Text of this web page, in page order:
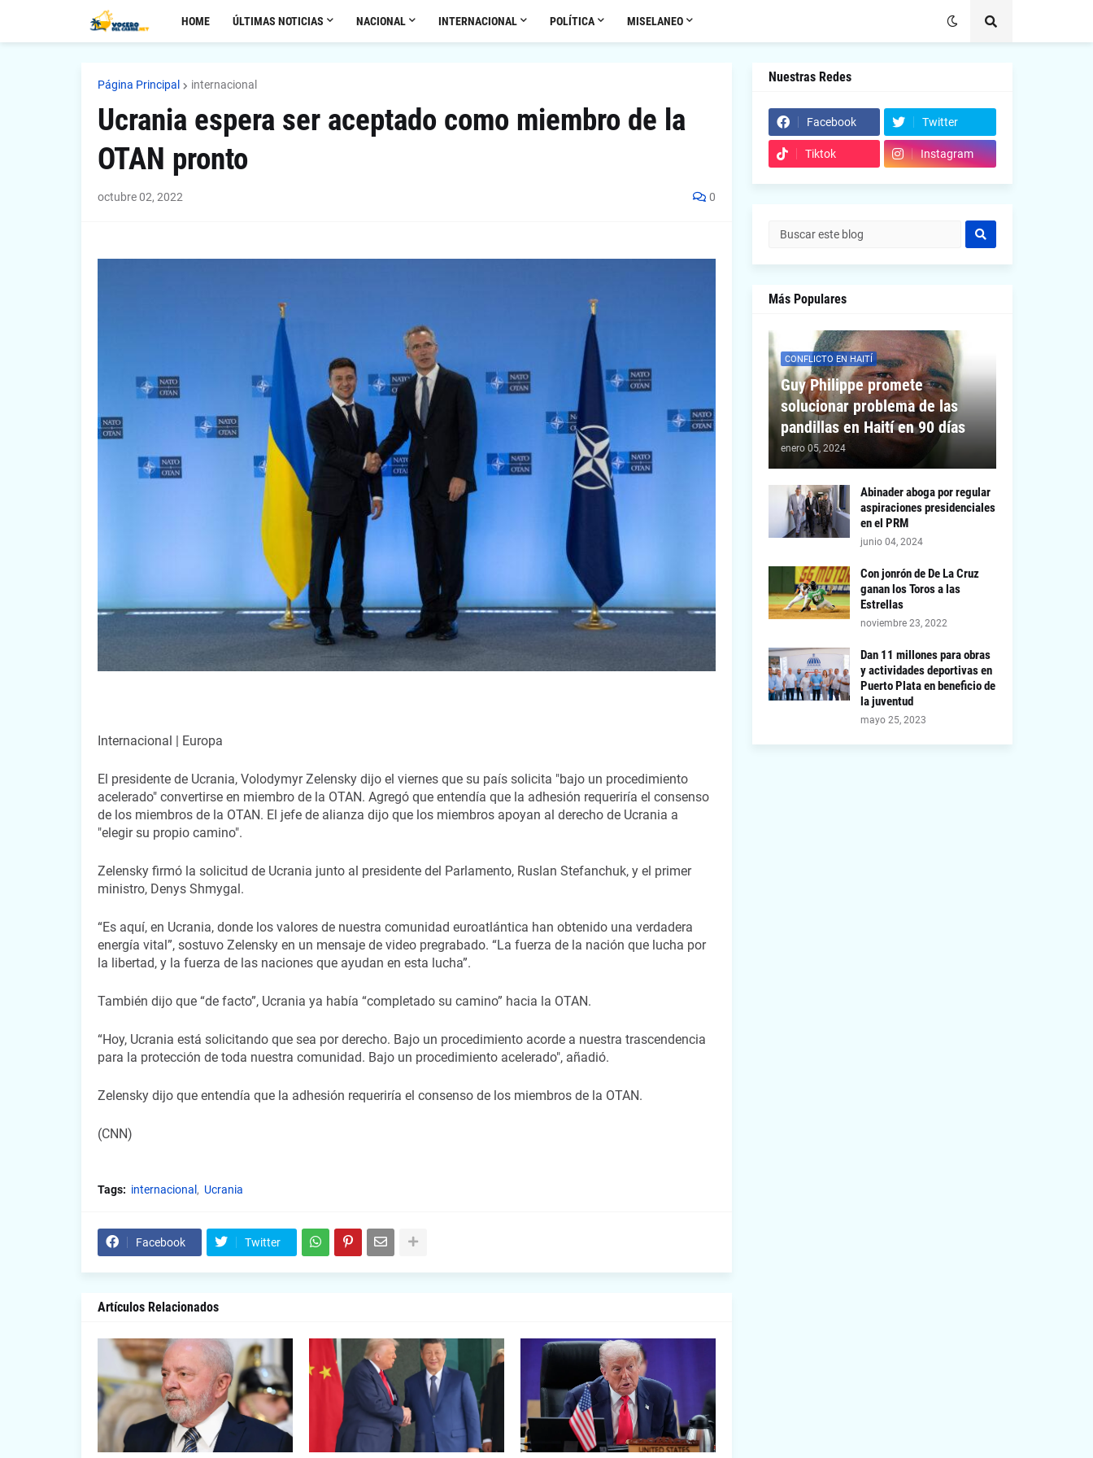
HOME ÚLTIMAS NOTICIAS NACIONAL INTERNACIONAL POLÍTICA MISELANEO
Página Principal internacional
Ucrania espera ser aceptado como miembro de la
OTAN pronto
octubre 02, 2022 0
Internacional | Europa
El presidente de Ucrania, Volodymyr Zelensky dijo el viernes que su país solicita "bajo un procedimiento
acelerado" convertirse en miembro de la OTAN. Agregó que entendía que la adhesión requeriría el consenso
de los miembros de la OTAN. El jefe de alianza dijo que los miembros apoyan al derecho de Ucrania a
"elegir su propio camino".
Zelensky firmó la solicitud de Ucrania junto al presidente del Parlamento, Ruslan Stefanchuk, y el primer
ministro, Denys Shmygal.
“Es aquí, en Ucrania, donde los valores de nuestra comunidad euroatlántica han obtenido una verdadera
energía vital”, sostuvo Zelensky en un mensaje de video pregrabado. “La fuerza de la nación que lucha por
la libertad, y la fuerza de las naciones que ayudan en esta lucha”.
También dijo que “de facto”, Ucrania ya había “completado su camino” hacia la OTAN.
“Hoy, Ucrania está solicitando que sea por derecho. Bajo un procedimiento acorde a nuestra trascendencia
para la protección de toda nuestra comunidad. Bajo un procedimiento acelerado", añadió.
Zelensky dijo que entendía que la adhesión requeriría el consenso de los miembros de la OTAN.
(CNN)
Tags: internacional Ucrania
Facebook Twitter
Artículos Relacionados
Nuestras Redes
Facebook Twitter
Tiktok Instagram
Más Populares
CONFLICTO EN HAITÍ
Guy Philippe promete
solucionar problema de las
pandillas en Haití en 90 días
enero 05, 2024
Abinader aboga por regular
aspiraciones presidenciales
en el PRM
junio 04, 2024
Con jonrón de De La Cruz
ganan los Toros a las
Estrellas
noviembre 23, 2022
Dan 11 millones para obras
y actividades deportivas en
Puerto Plata en beneficio de
la juventud
mayo 25, 2023